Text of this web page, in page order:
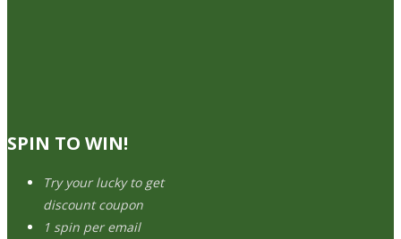
SPIN TO WIN!
Try your lucky to get
discount coupon
1 spin per email